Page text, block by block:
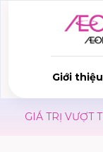
Giới thiệu
TRỊ VƯỢT TRỘI